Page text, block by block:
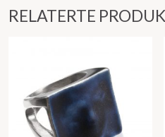
RELATERTE